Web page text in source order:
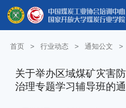
首页 > 行业动态 > 通知公文 >
关于举办区域煤矿灾害
治理专题学习辅导班的